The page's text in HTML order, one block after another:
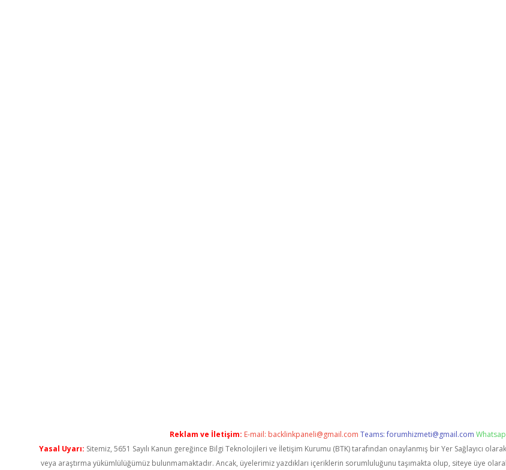
Reklam ve İletişim: E-mail: backlinkpaneli@gmail.com Teams:forumhizmeti@gmail.com
Yasal Uyarı: Sitemiz, 5651 Sayılı Kanun gereğince Bilgi Teknolojileri ve İletişim Kurumu (BTK) tarafından onaylanmış bir Yer Sağlayıcı
veya araştırma yükümlülüğümüz bulunmamaktadır. Ancak, üyelerimiz yazdıkları içeriklerin sorumluluğunu taşımakta olup, siteye üye